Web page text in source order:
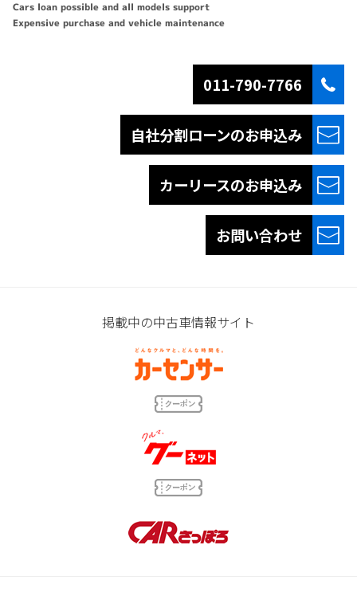
Cars loan possible and all models support
Expensive purchase and vehicle maintenance
011-790-7766
自社分割ローンのお申込み
カーリースのお申込み
お問い合わせ
掲載中の中古車情報サイト